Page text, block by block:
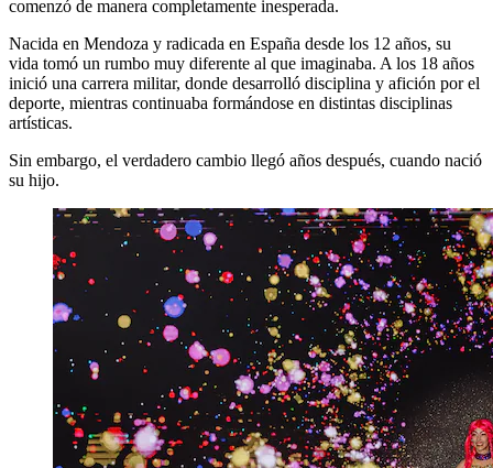
comenzó de manera completamente inesperada.
Nacida en Mendoza y radicada en España desde los 12 años, su
vida tomó un rumbo muy diferente al que imaginaba. A los 18 años
inició una carrera militar, donde desarrolló disciplina y afición por el
deporte, mientras continuaba formándose en distintas disciplinas
artísticas.
Sin embargo, el verdadero cambio llegó años después, cuando nació
su hijo.